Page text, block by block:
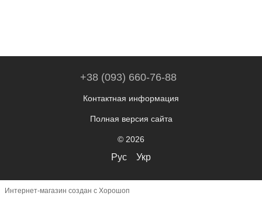
+38 (093) 660-76-88
Контактная информация
Полная версия сайта
© 2026
Рус Укр
Интернет-магазин создан с Хорошоп